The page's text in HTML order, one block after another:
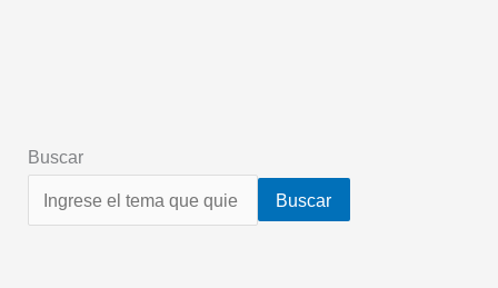
Buscar
Buscar